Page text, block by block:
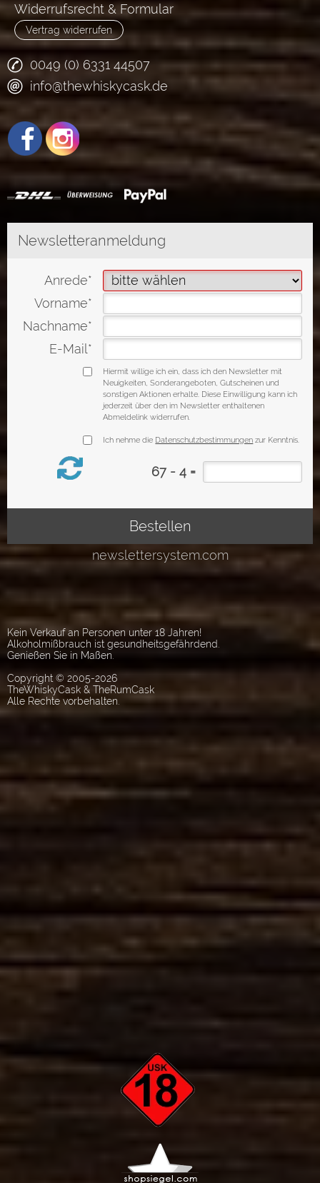
Widerrufsrecht & Formular
Vertrag widerrufen
0049 (0) 6331 44507
info@thewhiskycask.de
Kein Verkauf an Personen unter 18 Jahren!
Alkoholmißbrauch ist gesundheitsgefährdend.
Genießen Sie in Maßen.
Copyright © 2005-2026
TheWhiskyCask & TheRumCask
Alle Rechte vorbehalten.